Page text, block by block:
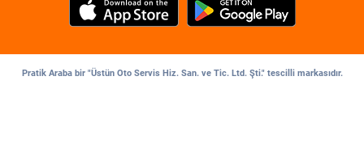
Pratik Araba bir "Üstün Oto Servis Hiz. San. ve Tic. Ltd. Şti." tescilli markasıdır.